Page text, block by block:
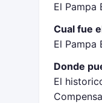
El Pampa
Cual fue
El Pampa
Donde
El